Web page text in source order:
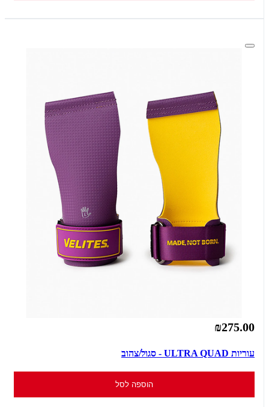
₪275.00
עוריות ULTRA QUAD - סגול/צהוב
הוספה לסל